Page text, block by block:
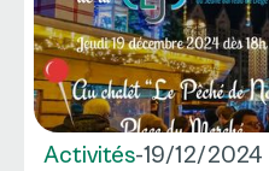
Activités-19/12/2024